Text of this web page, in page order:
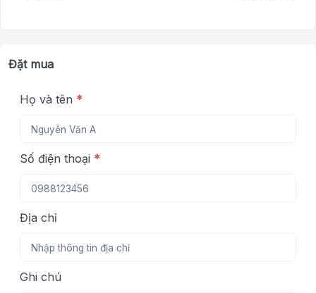
Đặt mua
Họ và tên *
Số điện thoại *
Địa chỉ
Ghi chú